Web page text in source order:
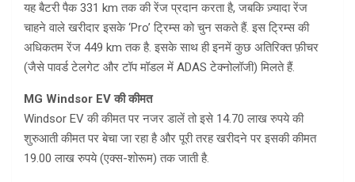
यह बैटरी पैक 331 km तक की रेंज प्रदान करता है, जबकि ज़्यादा रेंज
चाहने वाले खरीदार इसके ‘Pro’ ट्रिम्स को चुन सकते हैं. इस ट्रिम्स की
अधिकतम रेंज 449 km तक है. इसके साथ ही इनमें कुछ अतिरिक्त फ़ीचर
(जैसे पावर्ड टेलगेट और टॉप मॉडल में ADAS टेक्नोलॉजी) मिलते हैं.
MG Windsor EV की कीमत
Windsor EV की कीमत पर नजर डालें तो इसे 14.70 लाख रुपये की
शुरुआती कीमत पर बेचा जा रहा है और पूरी तरह खरीदने पर इसकी कीमत
19.00 लाख रुपये (एक्स-शोरूम) तक जाती है.